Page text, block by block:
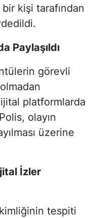
kişi tarafından
Paylaşıldı
görevli
platformlarda
olayın
üzerine
İzler
tespiti